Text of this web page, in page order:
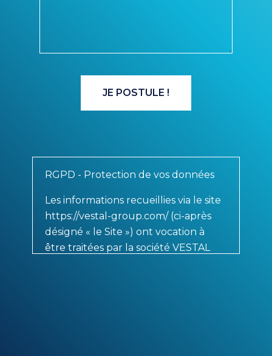
RGPD - Protection de vos données
Les informations recueillies via le site
https://vestal-group.com/ (ci-après
désigné « le Site ») ont vocation à
être traitées par la société VESTAL